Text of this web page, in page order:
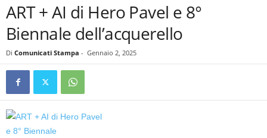
ART + AI di Hero Pavel e 8°
Biennale dell’acquerello
Di Comunicati Stampa - Gennaio 2, 2025